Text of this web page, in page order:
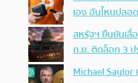
เอง อันไหนปลอ
สหรัฐฯ ยืนยันเลื่
ก.ย. ติดล็อก 3 ป
Michael Saylor